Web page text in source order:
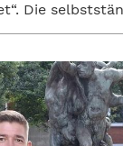
Die